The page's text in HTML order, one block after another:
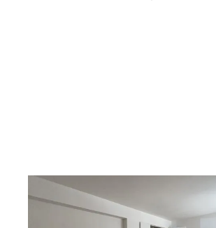
AIX EN PROVENCE 13
34,60 m2 , 1 pièce